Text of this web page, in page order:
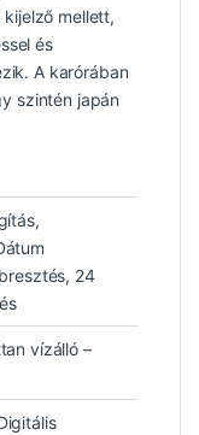
mellett,
és
A karórában
szintén japán
24
vízálló –